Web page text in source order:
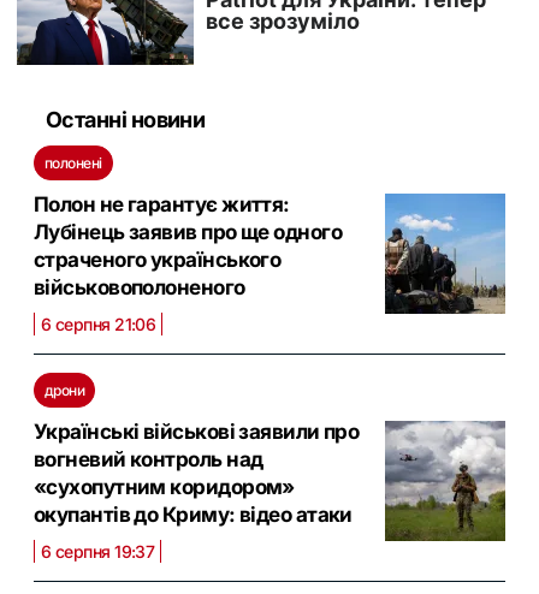
Останні новини
полонені
Полон не гарантує життя:
Лубінець заявив про ще одного
страченого українського
військовополоненого
6 серпня 21:06
дрони
Українські військові заявили про
вогневий контроль над
«сухопутним коридором»
окупантів до Криму: відео атаки
6 серпня 19:37